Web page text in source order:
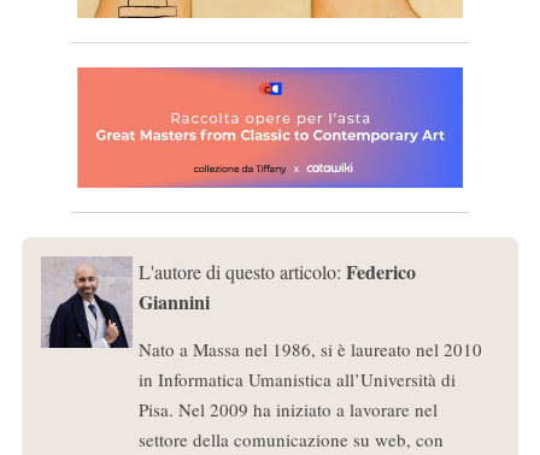
L'autore di questo articolo: Federico
Giannini
Nato a Massa nel 1986, si è laureato nel 2010
in Informatica Umanistica all’Università di
Pisa. Nel 2009 ha iniziato a lavorare nel
settore della comunicazione su web, con